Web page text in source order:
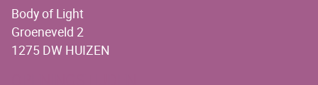
Body of Light
Groeneveld 2
1275 DW HUIZEN